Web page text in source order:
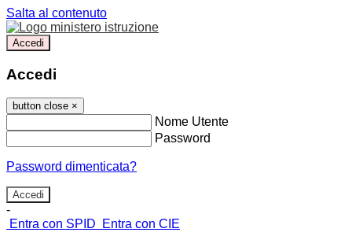
Salta al contenuto
Accedi
Accedi
button close ×
Nome Utente
Password
Password dimenticata?
-
Entra con SPID
Entra con CIE